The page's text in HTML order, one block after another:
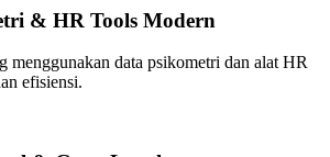
& HR Tools Modern
menggunakan data psikometri dan alat HR
efisiensi.